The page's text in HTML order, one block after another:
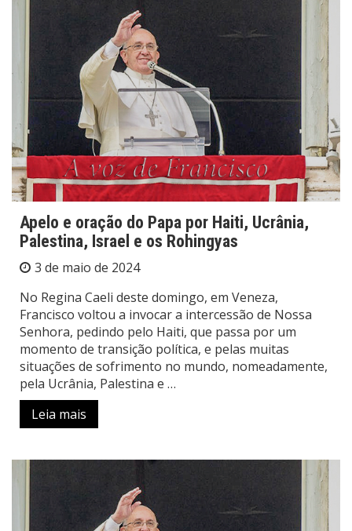
Apelo e oração do Papa por Haiti, Ucrânia,
Palestina, Israel e os Rohingyas
3 de maio de 2024
No Regina Caeli deste domingo, em Veneza,
Francisco voltou a invocar a intercessão de Nossa
Senhora, pedindo pelo Haiti, que passa por um
momento de transição política, e pelas muitas
situações de sofrimento no mundo, nomeadamente,
pela Ucrânia, Palestina e …
Leia mais